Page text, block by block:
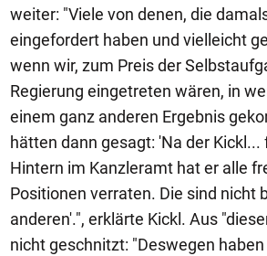
weiter: "Viele von denen, die
eingefordert haben und vielleicht
wenn wir, zum Preis der
Regierung eingetreten wären, in
einem ganz anderen Ergebnis
hätten dann gesagt: 'Na der
Hintern im Kanzleramt hat er alle
Positionen verraten. Die sind nicht
anderen'.", erklärte Kickl. Aus
nicht geschnitzt: "Deswegen